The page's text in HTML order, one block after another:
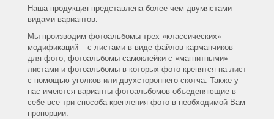
Наша продукция представлена более чем двумястами
видами вариантов.
Мы производим фотоальбомы трех «классических»
модификаций – с листами в виде файлов-карманчиков
для фото, фотоальбомы-самоклейки с «магнитными»
листами и фотоальбомы в которых фото крепятся на лист
с помощью уголков или двухстороннего скотча. Также у
нас имеются варианты фотоальбомов объеденяющие в
себе все три способа крепления фото в необходимой Вам
пропорции.